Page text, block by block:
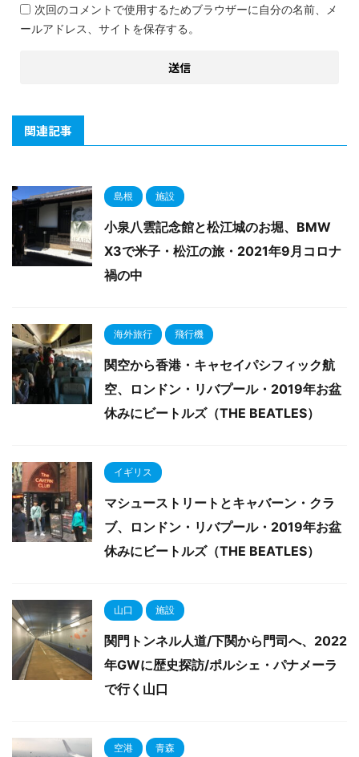
次回のコメントで使用するためブラウザーに自分の名前、メ
ールアドレス、サイトを保存する。
関連記事
島根 施設
小泉八雲記念館と松江城のお堀、BMW
X3で米子・松江の旅・2021年9月コロナ
禍の中
海外旅行 飛行機
関空から香港・キャセイパシフィック航
空、ロンドン・リバプール・2019年お盆
休みにビートルズ（THE BEATLES）
イギリス
マシューストリートとキャバーン・クラ
ブ、ロンドン・リバプール・2019年お盆
休みにビートルズ（THE BEATLES）
山口 施設
関門トンネル人道/下関から門司へ、2022
年GWに歴史探訪/ポルシェ・パナメーラ
で行く山口
空港 青森